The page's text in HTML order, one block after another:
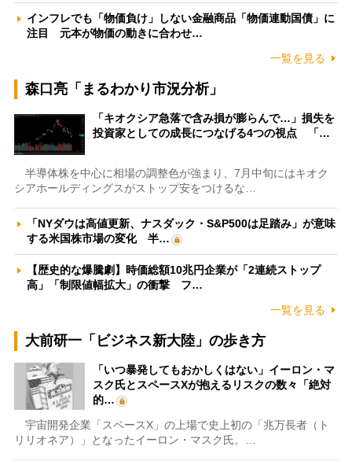
インフレでも「物価負け」しない金融商品「物価連動国債」に
注目 元本が物価の動きに合わせ…
一覧を見る
森口亮「まるわかり市況分析」
「キオクシア急落で含み損が膨らんで…」損失を
投資家としての成長につなげる4つの視点 「…
半導体株を中心に相場の調整色が強まり、7月中旬にはキオク
シアホールディングスがストップ安をつけるな…
「NYダウは高値更新、ナスダック・S&P500は足踏み」が意味
する米国株市場の変化 半…
【歴史的な爆騰劇】時価総額10兆円企業が「2連続ストップ
高」「制限値幅拡大」の衝撃 フ…
一覧を見る
大前研一「ビジネス新大陸」の歩き方
「いつ暴発してもおかしくはない」イーロン・マ
スク氏とスペースXが抱えるリスクの数々「絶対
的…
宇宙開発企業「スペースX」の上場で史上初の「兆万長者（ト
リリオネア）」となったイーロン・マスク氏。…